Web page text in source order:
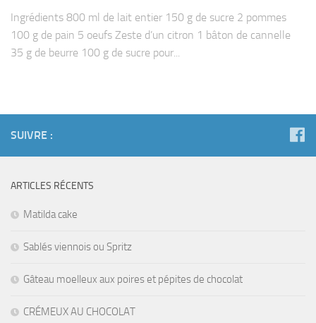
Ingrédients 800 ml de lait entier 150 g de sucre 2 pommes
100 g de pain 5 oeufs Zeste d’un citron 1 bâton de cannelle
35 g de beurre 100 g de sucre pour...
SUIVRE :
ARTICLES RÉCENTS
Matilda cake
Sablés viennois ou Spritz
Gâteau moelleux aux poires et pépites de chocolat
CRÉMEUX AU CHOCOLAT